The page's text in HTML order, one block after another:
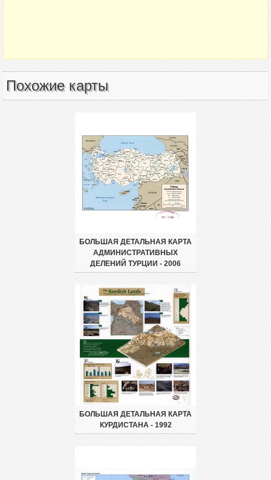
Похожие карты
БОЛЬШАЯ ДЕТАЛЬНАЯ КАРТА
АДМИНИСТРАТИВНЫХ
ДЕЛЕНИЙ ТУРЦИИ - 2006
БОЛЬШАЯ ДЕТАЛЬНАЯ КАРТА
КУРДИСТАНА - 1992